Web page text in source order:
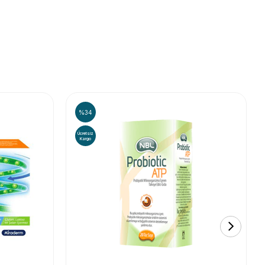
%34
Ücretsiz
Kargo